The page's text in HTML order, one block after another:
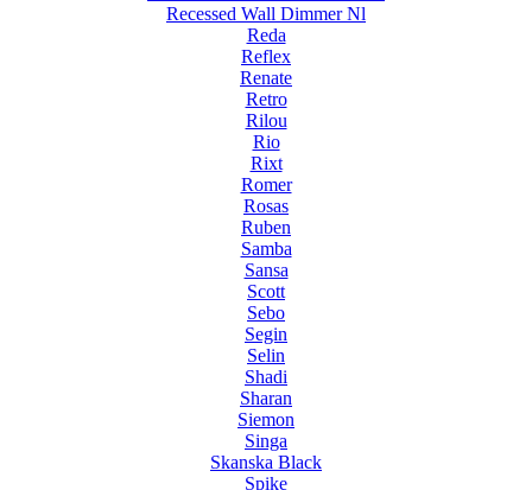
Recessed Wall Dimmer Nl
Reda
Reflex
Renate
Retro
Rilou
Rio
Rixt
Romer
Rosas
Ruben
Samba
Sansa
Scott
Sebo
Segin
Selin
Shadi
Sharan
Siemon
Singa
Skanska Black
Spike